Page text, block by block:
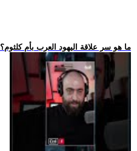
.. ما هو سر علاقة اليهود العرب بأم كلثوم؟